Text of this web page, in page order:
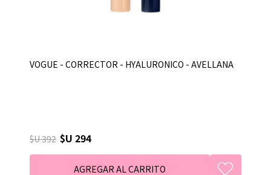
VOGUE - CORRECTOR - HYALURONICO - AVELLANA
$U 392 $U 294